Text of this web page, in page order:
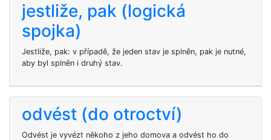
jestliže, pak (logická
spojka)
Jestliže, pak: v případě, že jeden stav je splněn, pak je nutné,
aby byl splněn i druhý stav.
odvést (do otroctví)
Odvést je vyvézt někoho z jeho domova a odvést ho do